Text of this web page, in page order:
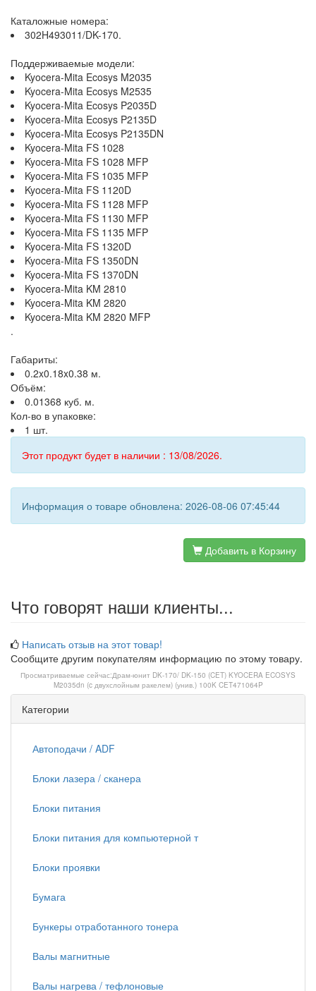
Каталожные номера:
302H493011/DK-170.
Поддерживаемые модели:
Kyocera-Mita Ecosys M2035
Kyocera-Mita Ecosys M2535
Kyocera-Mita Ecosys P2035D
Kyocera-Mita Ecosys P2135D
Kyocera-Mita Ecosys P2135DN
Kyocera-Mita FS 1028
Kyocera-Mita FS 1028 MFP
Kyocera-Mita FS 1035 MFP
Kyocera-Mita FS 1120D
Kyocera-Mita FS 1128 MFP
Kyocera-Mita FS 1130 MFP
Kyocera-Mita FS 1135 MFP
Kyocera-Mita FS 1320D
Kyocera-Mita FS 1350DN
Kyocera-Mita FS 1370DN
Kyocera-Mita KM 2810
Kyocera-Mita KM 2820
Kyocera-Mita KM 2820 MFP
.
Габариты:
0.2x0.18x0.38 м.
Объём:
0.01368 куб. м.
Кол-во в упаковке:
1 шт.
Этот продукт будет в наличии : 13/08/2026.
Информация о товаре обновлена: 2026-08-06 07:45:44
Добавить в Корзину
Что говорят наши клиенты...
Написать отзыв на этот товар!
Сообщите другим покупателям информацию по этому товару.
Просматриваемые сейчас:Драм-юнит DK-170/ DK-150 (CET) KYOCERA ECOSYS
M2035dn (c двухслойным ракелем) (унив.) 100K CET471064P
Категории
Автоподачи / ADF
Блоки лазера / сканера
Блоки питания
Блоки питания для компьютерной т
Блоки проявки
Бумага
Бункеры отработанного тонера
Валы магнитные
Валы нагрева / тефлоновые